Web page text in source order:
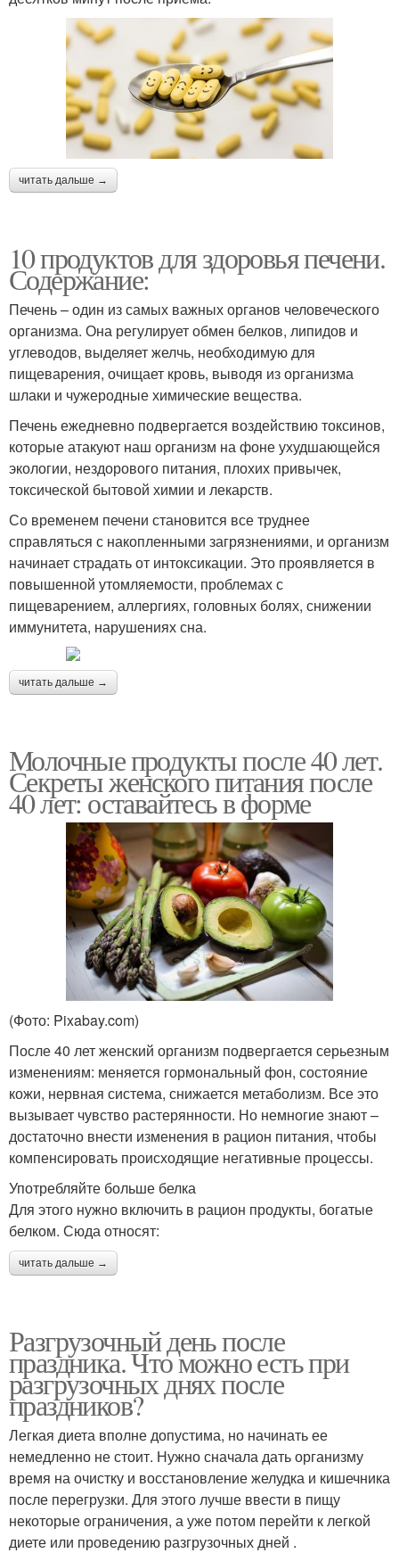
читать дальше →
10 продуктов для здоровья печени.
Содержание:
Печень – один из самых важных органов человеческого
организма. Она регулирует обмен белков, липидов и
углеводов, выделяет желчь, необходимую для
пищеварения, очищает кровь, выводя из организма
шлаки и чужеродные химические вещества.
Печень ежедневно подвергается воздействию токсинов,
которые атакуют наш организм на фоне ухудшающейся
экологии, нездорового питания, плохих привычек,
токсической бытовой химии и лекарств.
Со временем печени становится все труднее
справляться с накопленными загрязнениями, и организм
начинает страдать от интоксикации. Это проявляется в
повышенной утомляемости, проблемах с
пищеварением, аллергиях, головных болях, снижении
иммунитета, нарушениях сна.
читать дальше →
Молочные продукты после 40 лет.
Секреты женского питания после
40 лет: оставайтесь в форме
(Фото: Pixabay.com)
После 40 лет женский организм подвергается серьезным
изменениям: меняется гормональный фон, состояние
кожи, нервная система, снижается метаболизм. Все это
вызывает чувство растерянности. Но немногие знают –
достаточно внести изменения в рацион питания, чтобы
компенсировать происходящие негативные процессы.
Употребляйте больше белка
Для этого нужно включить в рацион продукты, богатые
белком. Сюда относят:
читать дальше →
Разгрузочный день после
праздника. Что можно есть при
разгрузочных днях после
праздников?
Легкая диета вполне допустима, но начинать ее
немедленно не стоит. Нужно сначала дать организму
время на очистку и восстановление желудка и кишечника
после перегрузки. Для этого лучше ввести в пищу
некоторые ограничения, а уже потом перейти к легкой
диете или проведению разгрузочных дней .